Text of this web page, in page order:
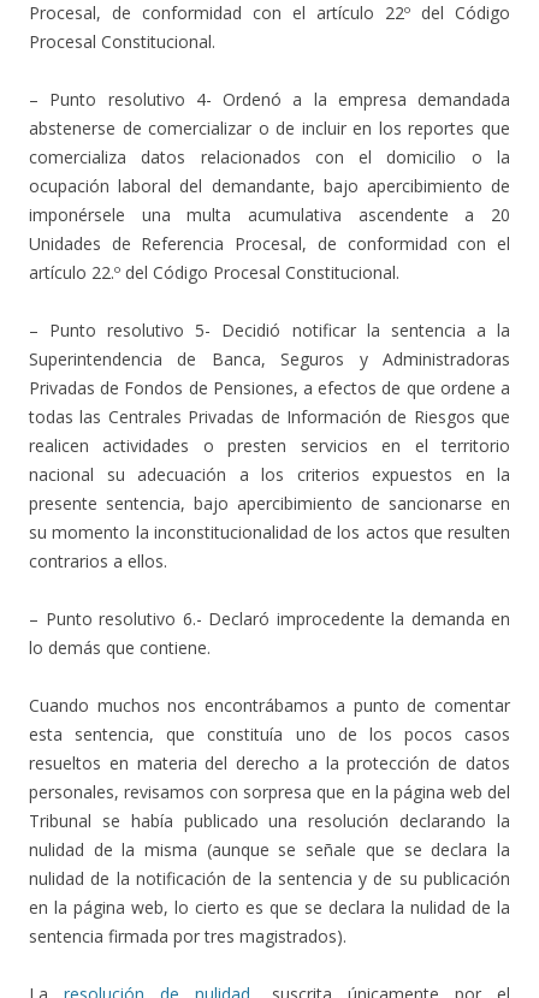
Procesal, de conformidad con el artículo 22º del Código
Procesal Constitucional.
– Punto resolutivo 4- Ordenó a la empresa demandada
abstenerse de comercializar o de incluir en los reportes que
comercializa datos relacionados con el domicilio o la
ocupación laboral del demandante, bajo apercibimiento de
imponérsele una multa acumulativa ascendente a 20
Unidades de Referencia Procesal, de conformidad con el
artículo 22.º del Código Procesal Constitucional.
– Punto resolutivo 5- Decidió notificar la sentencia a la
Superintendencia de Banca, Seguros y Administradoras
Privadas de Fondos de Pensiones, a efectos de que ordene a
todas las Centrales Privadas de Información de Riesgos que
realicen actividades o presten servicios en el territorio
nacional su adecuación a los criterios expuestos en la
presente sentencia, bajo apercibimiento de sancionarse en
su momento la inconstitucionalidad de los actos que resulten
contrarios a ellos.
– Punto resolutivo 6.- Declaró improcedente la demanda en
lo demás que contiene.
Cuando muchos nos encontrábamos a punto de comentar
esta sentencia, que constituía uno de los pocos casos
resueltos en materia del derecho a la protección de datos
personales, revisamos con sorpresa que en la página web del
Tribunal se había publicado una resolución declarando la
nulidad de la misma (aunque se señale que se declara la
nulidad de la notificación de la sentencia y de su publicación
en la página web, lo cierto es que se declara la nulidad de la
sentencia firmada por tres magistrados).